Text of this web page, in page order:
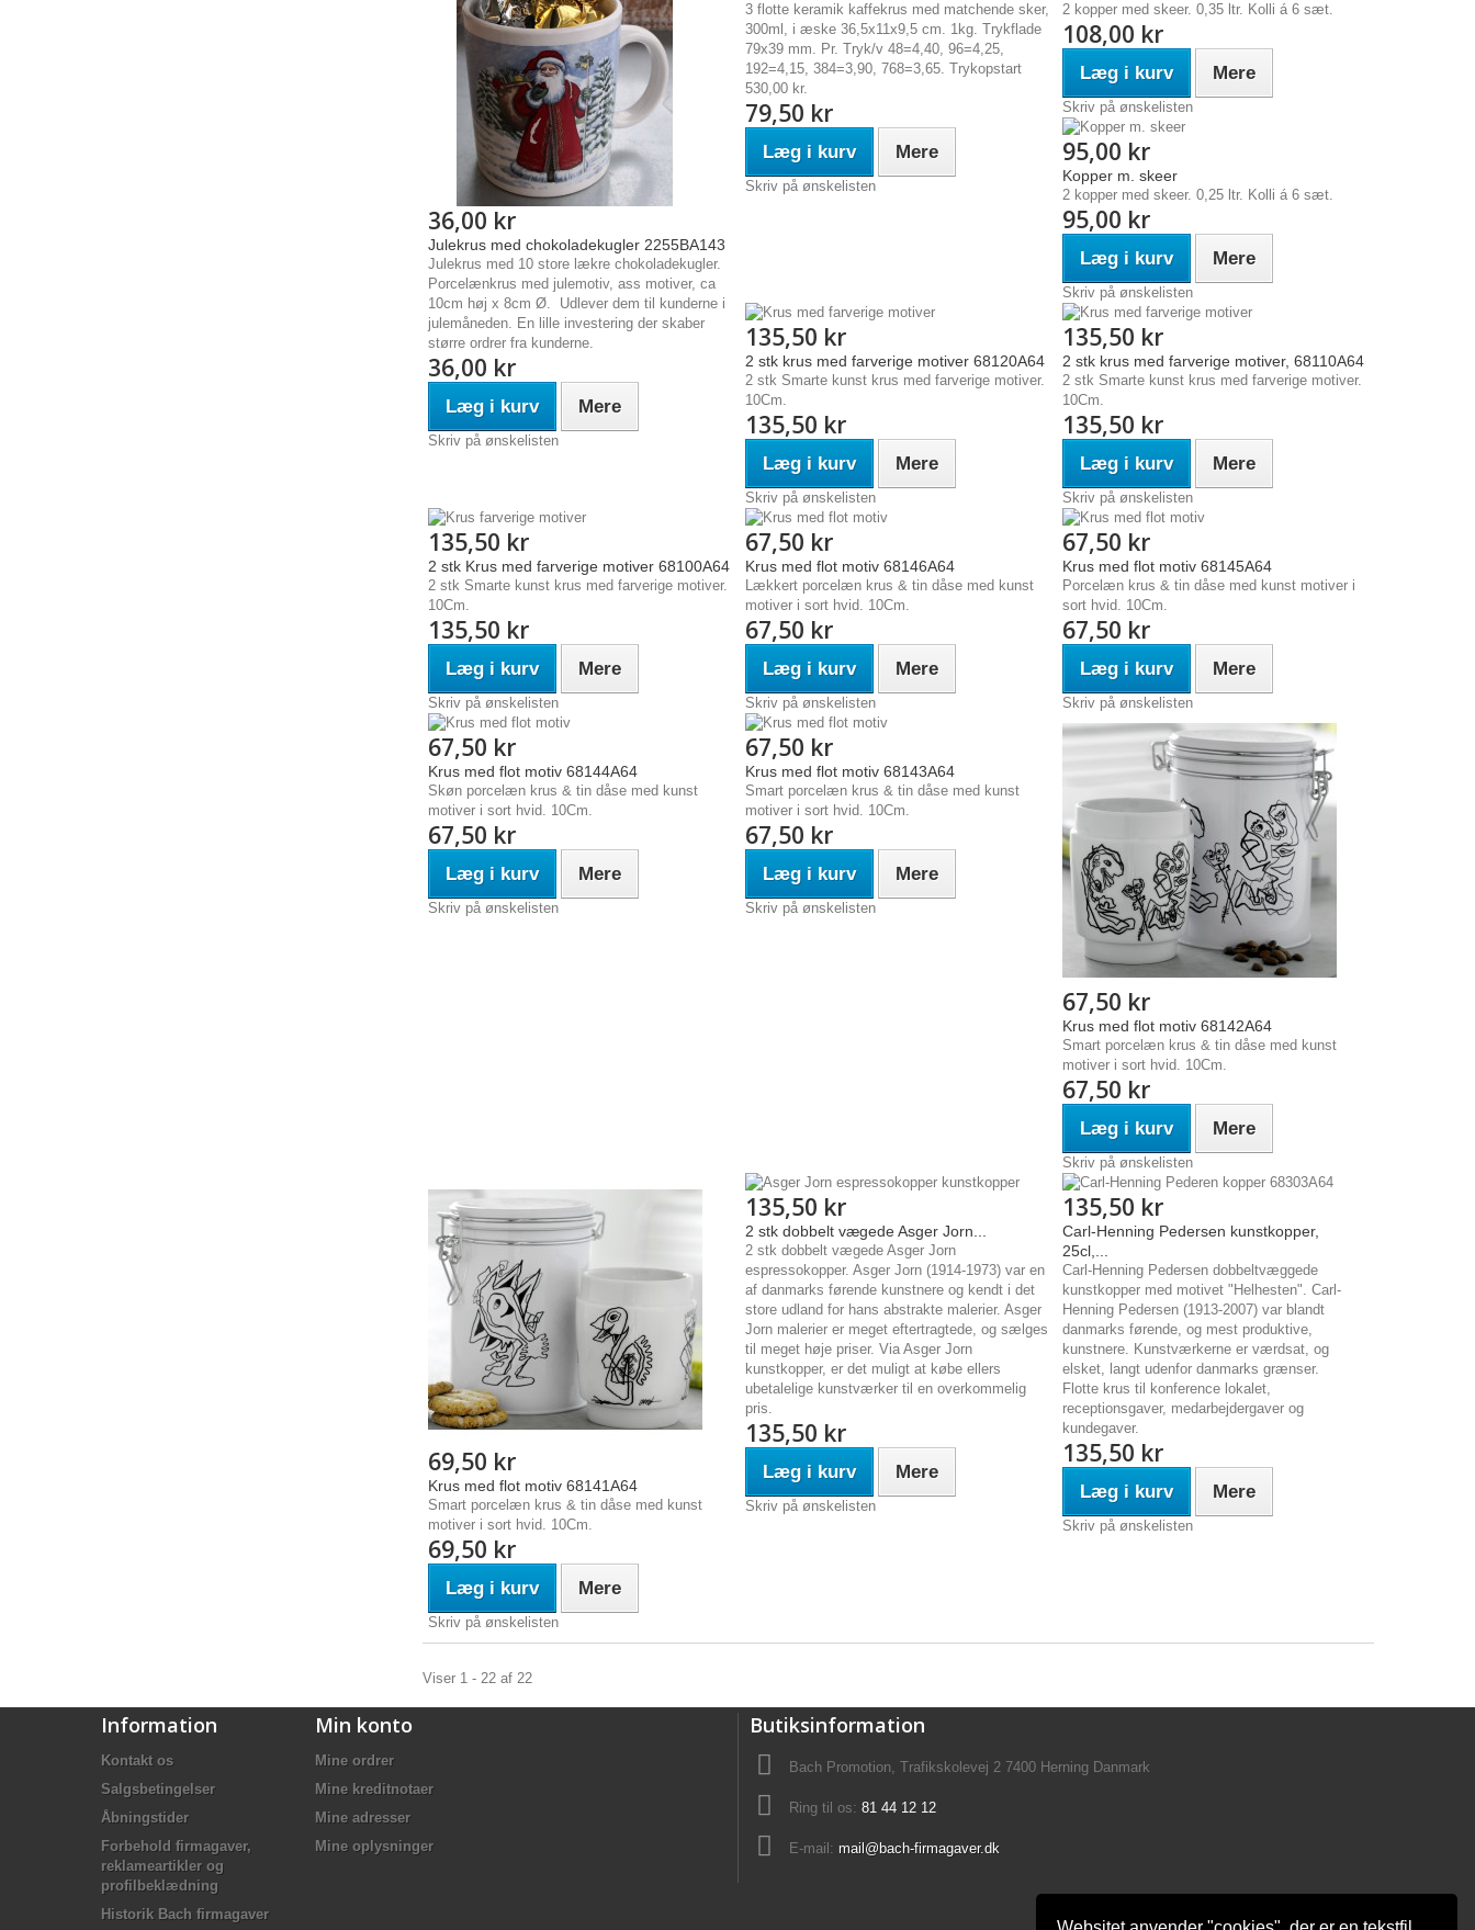
36,00 kr
Julekrus med chokoladekugler 2255BA143
Julekrus med 10 store lækre chokoladekugler.
Porcelænkrus med julemotiv, ass motiver, ca
10cm høj x 8cm Ø. Udlever dem til kunderne i
julemåneden. En lille investering der skaber
større ordrer fra kunderne.
36,00 kr
Læg i kurv Mere
Skriv på ønskelisten
3 flotte keramik kaffekrus med matchende sker,
300ml, i æske 36,5x11x9,5 cm. 1kg. Trykflade
79x39 mm. Pr. Tryk/v 48=4,40, 96=4,25,
192=4,15, 384=3,90, 768=3,65. Trykopstart
530,00 kr.
79,50 kr
Læg i kurv Mere
Skriv på ønskelisten
2 kopper med skeer. 0,35 ltr. Kolli á 6 sæt.
108,00 kr
Læg i kurv Mere
Skriv på ønskelisten
95,00 kr
Kopper m. skeer
2 kopper med skeer. 0,25 ltr. Kolli á 6 sæt.
95,00 kr
Læg i kurv Mere
Skriv på ønskelisten
135,50 kr
2 stk krus med farverige motiver 68120A64
2 stk Smarte kunst krus med farverige motiver.
10Cm.
135,50 kr
Læg i kurv Mere
Skriv på ønskelisten
135,50 kr
2 stk krus med farverige motiver, 68110A64
2 stk Smarte kunst krus med farverige motiver.
10Cm.
135,50 kr
Læg i kurv Mere
Skriv på ønskelisten
135,50 kr
2 stk Krus med farverige motiver 68100A64
2 stk Smarte kunst krus med farverige motiver.
10Cm.
135,50 kr
Læg i kurv Mere
Skriv på ønskelisten
67,50 kr
Krus med flot motiv 68146A64
Lækkert porcelæn krus & tin dåse med kunst
motiver i sort hvid. 10Cm.
67,50 kr
Læg i kurv Mere
Skriv på ønskelisten
67,50 kr
Krus med flot motiv 68145A64
Porcelæn krus & tin dåse med kunst motiver i
sort hvid. 10Cm.
67,50 kr
Læg i kurv Mere
Skriv på ønskelisten
67,50 kr
Krus med flot motiv 68144A64
Skøn porcelæn krus & tin dåse med kunst
motiver i sort hvid. 10Cm.
67,50 kr
Læg i kurv Mere
Skriv på ønskelisten
67,50 kr
Krus med flot motiv 68143A64
Smart porcelæn krus & tin dåse med kunst
motiver i sort hvid. 10Cm.
67,50 kr
Læg i kurv Mere
Skriv på ønskelisten
67,50 kr
Krus med flot motiv 68142A64
Smart porcelæn krus & tin dåse med kunst
motiver i sort hvid. 10Cm.
67,50 kr
Læg i kurv Mere
Skriv på ønskelisten
69,50 kr
Krus med flot motiv 68141A64
Smart porcelæn krus & tin dåse med kunst
motiver i sort hvid. 10Cm.
69,50 kr
Læg i kurv Mere
Skriv på ønskelisten
135,50 kr
2 stk dobbelt vægede Asger Jorn...
2 stk dobbelt vægede Asger Jorn
espressokopper. Asger Jorn (1914-1973) var en
af danmarks førende kunstnere og kendt i det
store udland for hans abstrakte malerier. Asger
Jorn malerier er meget eftertragtede, og sælges
til meget høje priser. Via Asger Jorn
kunstkopper, er det muligt at købe ellers
ubetalelige kunstværker til en overkommelig
pris.
135,50 kr
Læg i kurv Mere
Skriv på ønskelisten
135,50 kr
Carl-Henning Pedersen kunstkopper,
25cl,...
Carl-Henning Pedersen dobbeltvæggede
kunstkopper med motivet "Helhesten". Carl-
Henning Pedersen (1913-2007) var blandt
danmarks førende, og mest produktive,
kunstnere. Kunstværkerne er værdsat, og
elsket, langt udenfor danmarks grænser.
Flotte krus til konference lokalet,
receptionsgaver, medarbejdergaver og
kundegaver.
135,50 kr
Læg i kurv Mere
Skriv på ønskelisten
Viser 1 - 22 af 22
Information
Kontakt os
Salgsbetingelser
Åbningstider
Forbehold firmagaver,
reklameartikler og
profilbeklædning
Historik Bach firmagaver
Min konto
Mine ordrer
Mine kreditnotaer
Mine adresser
Mine oplysninger
Butiksinformation
Bach Promotion, Trafikskolevej 2 7400 Herning Danmark
Ring til os: 81 44 12 12
E-mail: mail@bach-firmagaver.dk